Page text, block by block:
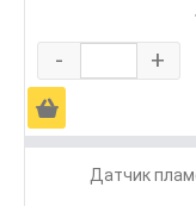
- +
Ä
Датчик